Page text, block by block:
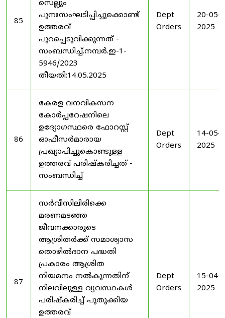
85
സെല്ലും
പുനഃസംഘടിപ്പിച്ചുക്കൊണ്ട്
ഉത്തരവ്
പുറപ്പെടുവിക്കുന്നത് -
സംബന്ധിച്ച്.നമ്പർ.ഇ-1-
5946/2023
തീയതി:14.05.2025
Dept
Orders
20-05-
2025
86
കേരള വനവികസന
കോർപ്പറേഷനിലെ
ഉദ്യോഗസ്ഥരെ ഫോറസ്റ്റ്
ഓഫീസർമാരായ
പ്രഖ്യാപിച്ചുകൊണ്ടുള്ള
ഉത്തരവ് പരിഷ്കരിച്ചത് -
സംബന്ധിച്ച്
Dept
Orders
14-05-
2025
87
സർവീസിലിരിക്കെ
മരണമടഞ്ഞ
ജീവനക്കാരുടെ
ആശ്രിതർക്ക് സമാശ്വാസ
തൊഴിൽദാന പദ്ധതി
പ്രകാരം ആശ്രിത
നിയമനം നൽകുന്നതിന്
നിലവിലുള്ള വ്യവസ്ഥകൾ
പരിഷ്കരിച്ച് പുതുക്കിയ
ഉത്തരവ്
Dept
Orders
15-04-
2025